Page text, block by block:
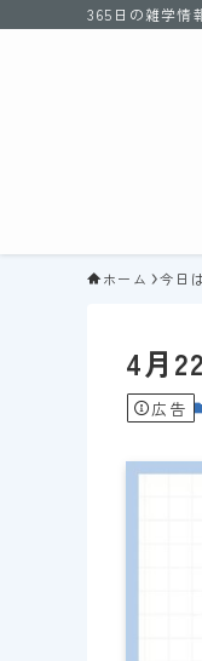
365日の雑学情
ホーム 今日
4月
広告